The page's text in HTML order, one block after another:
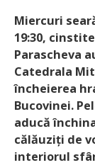
Miercuri
19:30,
Parascheva
Catedrala
încheierea
Bucovinei.
aducă
călăuziți de
interiorul